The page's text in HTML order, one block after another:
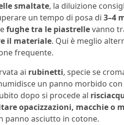
smaltate, la diluizione
un tempo di posa di 3–4
fughe tra le piastrellevanno
il materiale. Qui è meglio
frequente.
ai rubinetti, specie se
un panno morbido
dopo si procede al
opacizzazioni, macchie o
panno asciutto in cotone.